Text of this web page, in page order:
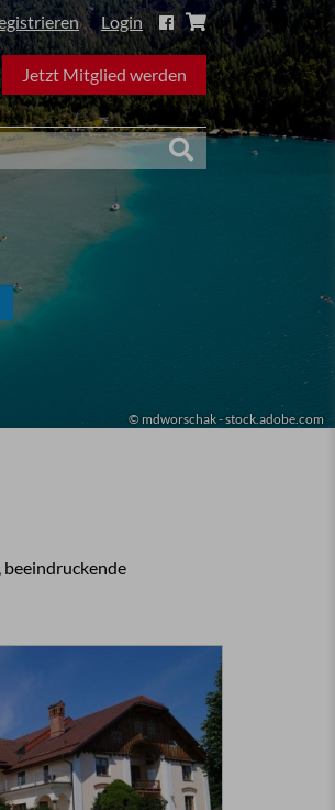
Jetzt Mitglied werden
Login
© mdworschak - stock.adobe.com